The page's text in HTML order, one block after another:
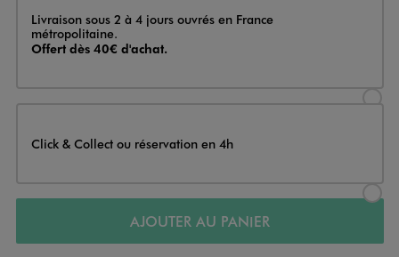
Livraison
Livraison sous 2 à 4 jours ouvrés en France
métropolitaine.
Offert dès 40€ d'achat.
Click & Collect ou réservation en 4h
AJOUTER AU PANIER